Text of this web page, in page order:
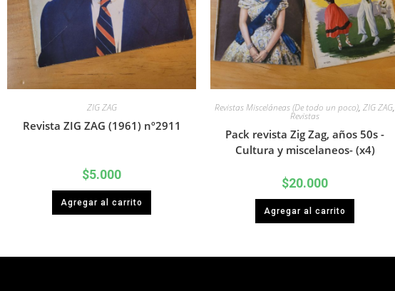
ZIG ZAG
Revista ZIG ZAG (1961) nº2911
$5.000
Agregar al carrito
Revistas Misceláneas (De todo un poco), ZIG ZAG,
Revistas
Pack revista Zig Zag, años 50s -
Cultura y miscelaneos- (x4)
$20.000
Agregar al carrito